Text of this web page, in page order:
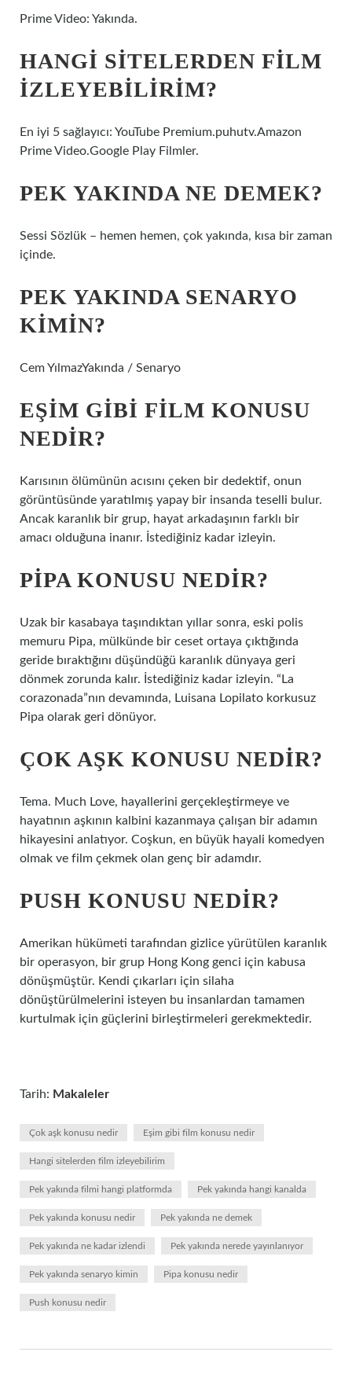
Prime Video: Yakında.
HANGI SITELERDEN FILM
IZLEYEBILIRIM?
En iyi 5 sağlayıcı: YouTube Premium.puhutv.Amazon
Prime Video.Google Play Filmler.
PEK YAKINDA NE DEMEK?
Sessi Sözlük – hemen hemen, çok yakında, kısa bir zaman
içinde.
PEK YAKINDA SENARYO
KIMIN?
Cem YılmazYakında / Senaryo
EŞIM GIBI FILM KONUSU
NEDIR?
Karısının ölümünün acısını çeken bir dedektif, onun
görüntüsünde yaratılmış yapay bir insanda teselli bulur.
Ancak karanlık bir grup, hayat arkadaşının farklı bir
amacı olduğuna inanır. İstediğiniz kadar izleyin.
PIPA KONUSU NEDIR?
Uzak bir kasabaya taşındıktan yıllar sonra, eski polis
memuru Pipa, mülkünde bir ceset ortaya çıktığında
geride bıraktığını düşündüğü karanlık dünyaya geri
dönmek zorunda kalır. İstediğiniz kadar izleyin. “La
corazonada”nın devamında, Luisana Lopilato korkusuz
Pipa olarak geri dönüyor.
ÇOK AŞK KONUSU NEDIR?
Tema. Much Love, hayallerini gerçekleştirmeye ve
hayatının aşkının kalbini kazanmaya çalışan bir adamın
hikayesini anlatıyor. Coşkun, en büyük hayali komedyen
olmak ve film çekmek olan genç bir adamdır.
PUSH KONUSU NEDIR?
Amerikan hükümeti tarafından gizlice yürütülen karanlık
bir operasyon, bir grup Hong Kong genci için kabusa
dönüşmüştür. Kendi çıkarları için silaha
dönüştürülmelerini isteyen bu insanlardan tamamen
kurtulmak için güçlerini birleştirmeleri gerekmektedir.
Tarih: Makaleler
Çok aşk konusu nedir Eşim gibi film konusu nedir
Hangi sitelerden film izleyebilirim
Pek yakında filmi hangi platformda Pek yakında hangi kanalda
Pek yakında konusu nedir Pek yakında ne demek
Pek yakında ne kadar izlendi Pek yakında nerede yayınlanıyor
Pek yakında senaryo kimin Pipa konusu nedir
Push konusu nedir